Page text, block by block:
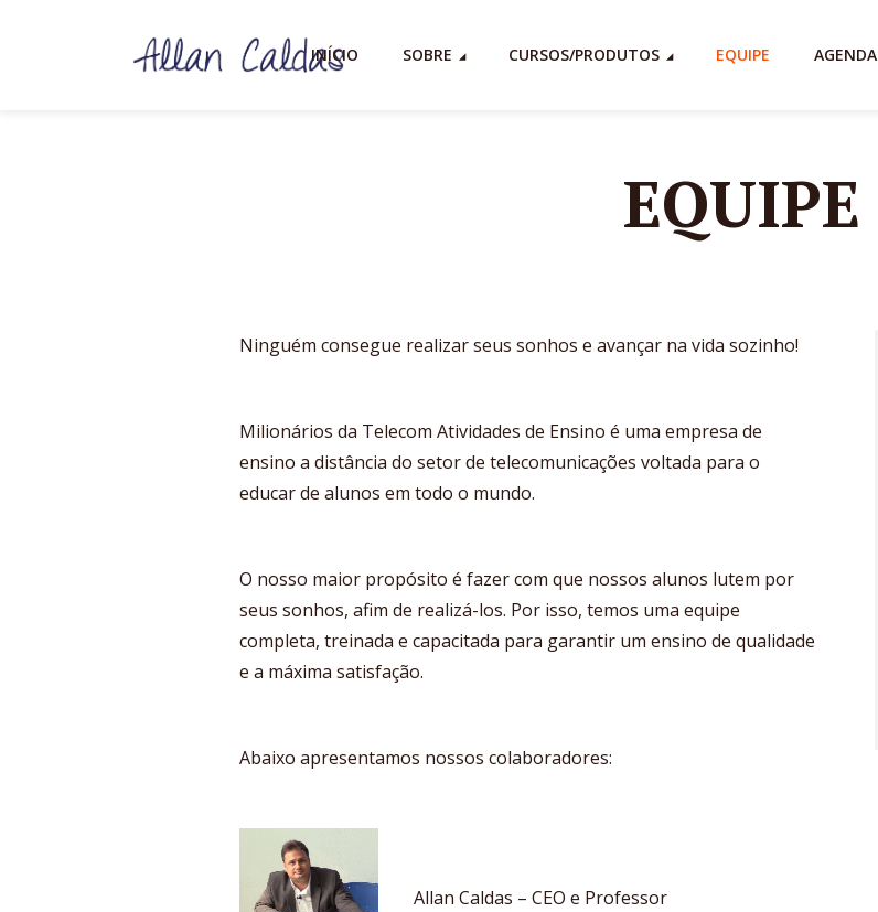
INÍCIO SOBRE CURSOS/PRODUTOS EQUIPE AGENDA
EQUIPE
Ninguém consegue realizar seus sonhos e avançar na vida sozinho!
Milionários da Telecom Atividades de Ensino é uma empresa de
ensino a distância do setor de telecomunicações voltada para o
educar de alunos em todo o mundo.
O nosso maior propósito é fazer com que nossos alunos lutem por
seus sonhos, afim de realizá-los. Por isso, temos uma equipe
completa, treinada e capacitada para garantir um ensino de qualidade
e a máxima satisfação.
Abaixo apresentamos nossos colaboradores:
Allan Caldas – CEO e Professor